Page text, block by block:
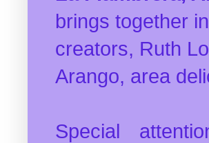
brings together
creators, Ruth
Arango, area
Special